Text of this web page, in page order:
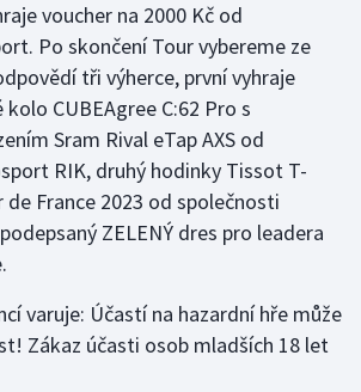
voucher na 2000 Kč od
Po skončení Tour vybereme ze
tři výherce, první vyhraje
CUBEAgree C:62 Pro s
Sram Rival eTap AXS od
RIK, druhý hodinky Tissot T-
de France 2023 od společnosti
ZELENÝ dres pro leadera
varuje: Účastí na hazardní hře může
Zákaz účasti osob mladších 18 let